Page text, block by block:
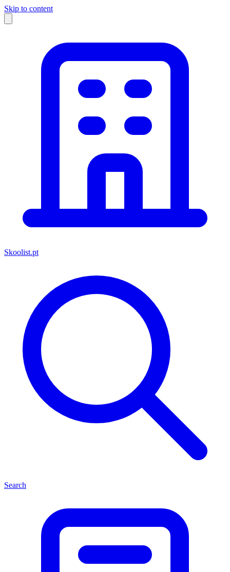
Skip to content
Skoolist.pt
Search